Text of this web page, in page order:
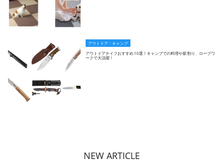
アウトドア・キャンプ
アウトドアナイフおすすめ10選！キャンプでの料理や薪割り、ロープワ
ークで大活躍！
NEW ARTICLE